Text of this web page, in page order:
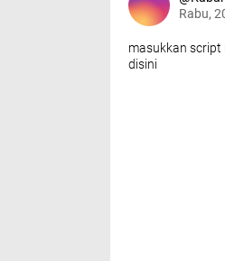
Rabu,
masukkan script
disini